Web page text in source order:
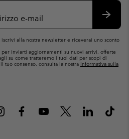
alla nostra newsletter e riceverai uno sconto
inviarti aggiornamenti su nuovi arrivi, offerte
su come tratteremo i tuoi dati per scopi di
tuo consenso, consulta la nostra Informativa sulla